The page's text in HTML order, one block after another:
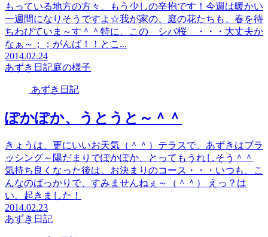
もっている地方の方々、もう少しの辛抱です！今週は暖かい
一週間になりそうですよ☆我が家の、庭の花たちも、春を待
ちわびていま～す＾＾特に、この シバ桜 ・・・大丈夫か
なぁ～；；がんば！！とこ...
2014.02.24
あずき日記庭の様子
あずき日記
ぽかぽか、うとうと～＾＾
きょうは、更にいいお天気（＾＾）テラスで、あずきはブラ
ッシング～陽だまりでぽかぽか、とってもうれしそう＾＾
気持ち良くなった後は、お決まりのコース・・・いつも、こ
んなのばっかりで、すみませんねぇ～（＾＾） えっ？は
い、起きました！
2014.02.23
あずき日記